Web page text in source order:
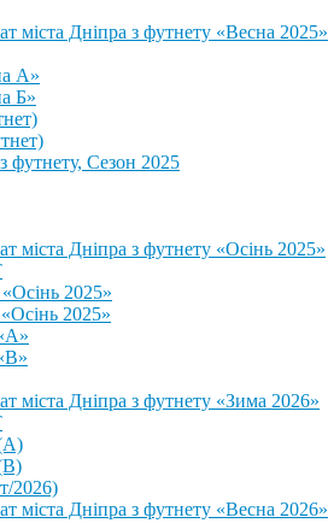
міста Дніпра з футнету «Весна 2025»
А»
Б»
футнету, Сезон 2025
міста Дніпра з футнету «Осінь 2025»
2025»
2025»
міста Дніпра з футнету «Зима 2026»
2026)
міста Дніпра з футнету «Весна 2026»